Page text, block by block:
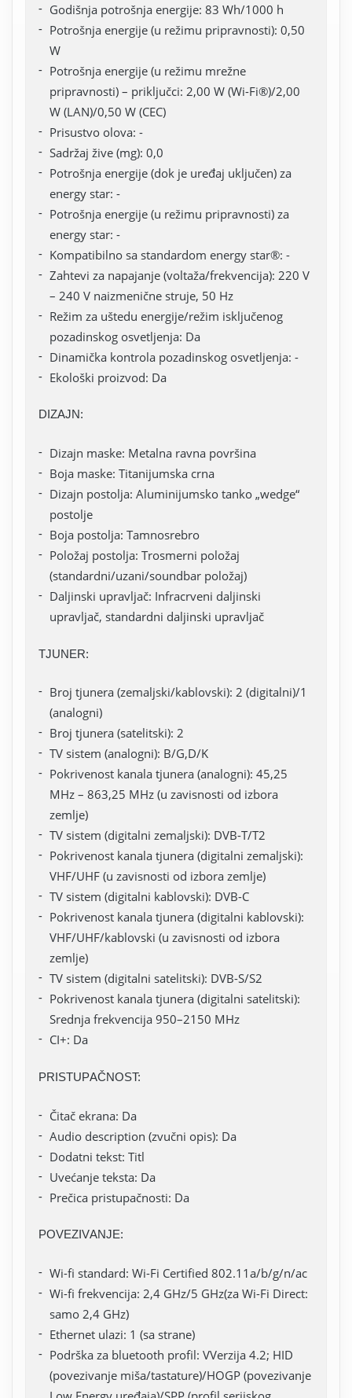
Godišnja potrošnja energije: 83 Wh/1000 h
Potrošnja energije (u režimu pripravnosti): 0,50
W
Potrošnja energije (u režimu mrežne
pripravnosti) – priključci: 2,00 W (Wi-Fi®)/2,00
W (LAN)/0,50 W (CEC)
Prisustvo olova: -
Sadržaj žive (mg): 0,0
Potrošnja energije (dok je uređaj uključen) za
energy star: -
Potrošnja energije (u režimu pripravnosti) za
energy star: -
Kompatibilno sa standardom energy star®: -
Zahtevi za napajanje (voltaža/frekvencija): 220 V
– 240 V naizmenične struje, 50 Hz
Režim za uštedu energije/režim isključenog
pozadinskog osvetljenja: Da
Dinamička kontrola pozadinskog osvetljenja: -
Ekološki proizvod: Da
DIZAJN:
Dizajn maske: Metalna ravna površina
Boja maske: Titanijumska crna
Dizajn postolja: Aluminijumsko tanko „wedge“
postolje
Boja postolja: Tamnosrebro
Položaj postolja: Trosmerni položaj
(standardni/uzani/soundbar položaj)
Daljinski upravljač: Infracrveni daljinski
upravljač, standardni daljinski upravljač
TJUNER:
Broj tjunera (zemaljski/kablovski): 2 (digitalni)/1
(analogni)
Broj tjunera (satelitski): 2
TV sistem (analogni): B/G,D/K
Pokrivenost kanala tjunera (analogni): 45,25
MHz – 863,25 MHz (u zavisnosti od izbora
zemlje)
TV sistem (digitalni zemaljski): DVB-T/T2
Pokrivenost kanala tjunera (digitalni zemaljski):
VHF/UHF (u zavisnosti od izbora zemlje)
TV sistem (digitalni kablovski): DVB-C
Pokrivenost kanala tjunera (digitalni kablovski):
VHF/UHF/kablovski (u zavisnosti od izbora
zemlje)
TV sistem (digitalni satelitski): DVB-S/S2
Pokrivenost kanala tjunera (digitalni satelitski):
Srednja frekvencija 950–2150 MHz
CI+: Da
PRISTUPAČNOST:
Čitač ekrana: Da
Audio description (zvučni opis): Da
Dodatni tekst: Titl
Uvećanje teksta: Da
Prečica pristupačnosti: Da
POVEZIVANJE:
Wi-fi standard: Wi-Fi Certified 802.11a/b/g/n/ac
Wi-fi frekvencija: 2,4 GHz/5 GHz(za Wi-Fi Direct:
samo 2,4 GHz)
Ethernet ulazi: 1 (sa strane)
Podrška za bluetooth profil: VVerzija 4.2; HID
(povezivanje miša/tastature)/HOGP (povezivanje